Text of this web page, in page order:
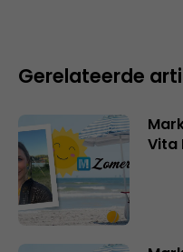
Gerelateerde
Vita